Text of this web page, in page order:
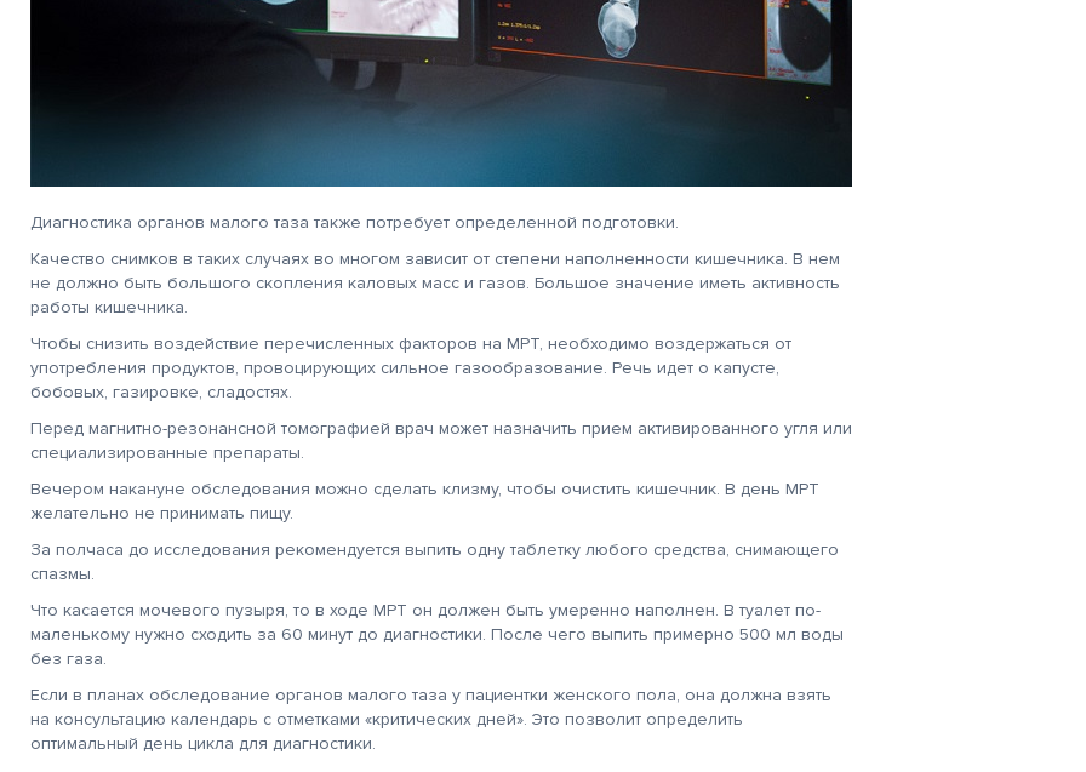
Диагностика органов малого таза также потребует определенной подготовки.
Качество снимков в таких случаях во многом зависит от степени наполненности кишечника. В нем
не должно быть большого скопления каловых масс и газов. Большое значение иметь активность
работы кишечника.
Чтобы снизить воздействие перечисленных факторов на МРТ, необходимо воздержаться от
употребления продуктов, провоцирующих сильное газообразование. Речь идет о капусте,
бобовых, газировке, сладостях.
Перед магнитно-резонансной томографией врач может назначить прием активированного угля или
специализированные препараты.
Вечером накануне обследования можно сделать клизму, чтобы очистить кишечник. В день МРТ
желательно не принимать пищу.
За полчаса до исследования рекомендуется выпить одну таблетку любого средства, снимающего
спазмы.
Что касается мочевого пузыря, то в ходе МРТ он должен быть умеренно наполнен. В туалет по-
маленькому нужно сходить за 60 минут до диагностики. После чего выпить примерно 500 мл воды
без газа.
Если в планах обследование органов малого таза у пациентки женского пола, она должна взять
на консультацию календарь с отметками «критических дней». Это позволит определить
оптимальный день цикла для диагностики.